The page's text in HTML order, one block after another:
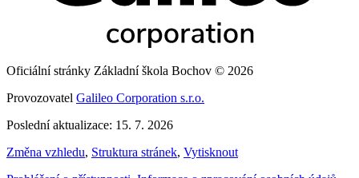
Oficiální stránky Základní škola Bochov © 2026
Provozovatel Galileo Corporation s.r.o.
Poslední aktualizace: 15. 7. 2026
Změna vzhledu, Struktura stránek, Vytisknout